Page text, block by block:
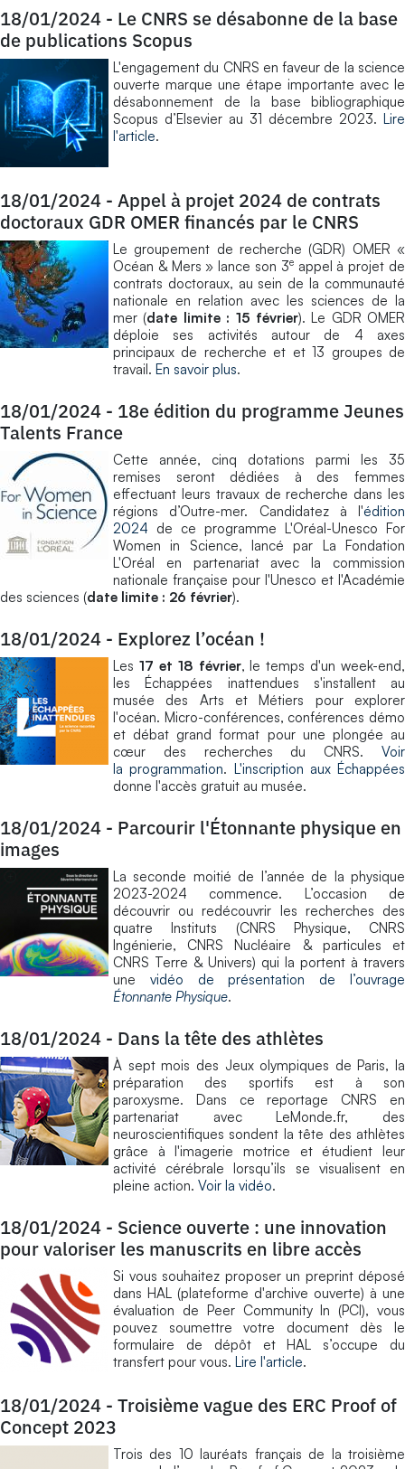
18/01/2024 - Le CNRS se désabonne de la base
de publications Scopus
L'engagement du CNRS en faveur de la science
ouverte marque une étape importante avec le
désabonnement de la base bibliographique
Scopus d’Elsevier au 31 décembre 2023. Lire
l'article.
18/01/2024 - Appel à projet 2024 de contrats
doctoraux GDR OMER financés par le CNRS
Le groupement de recherche (GDR) OMER «
Océan & Mers » lance son 3eappel à projet de
contrats doctoraux, au sein de la communauté
nationale en relation avec les sciences de la
mer (date limite : 15 février). Le GDR OMER
déploie ses activités autour de 4 axes
principaux de recherche et et 13 groupes de
travail. En savoir plus.
18/01/2024 - 18e édition du programme Jeunes
Talents France
Cette année, cinq dotations parmi les 35
remises seront dédiées à des femmes
effectuant leurs travaux de recherche dans les
régions d’Outre-mer. Candidatez à l'édition
2024 de ce programme L'Oréal-Unesco For
Women in Science, lancé par La Fondation
L'Oréal en partenariat avec la commission
nationale française pour l'Unesco et l'Académie
des sciences (date limite : 26 février).
18/01/2024 - Explorez l’océan !
Les 17 et 18 février, le temps d'un week-end,
les Échappées inattendues s'installent au
musée des Arts et Métiers pour explorer
l'océan. Micro-conférences, conférences démo
et débat grand format pour une plongée au
cœur des recherches du CNRS. Voir
la programmation. L'inscription aux Échappées
donne l'accès gratuit au musée.
18/01/2024 - Parcourir l'Étonnante physique en
images
La seconde moitié de l’année de la physique
2023-2024 commence. L’occasion de
découvrir ou redécouvrir les recherches des
quatre Instituts (CNRS Physique, CNRS
Ingénierie, CNRS Nucléaire & particules et
CNRS Terre & Univers) qui la portent à travers
une vidéo de présentation de l’ouvrage
Étonnante Physique.
18/01/2024 - Dans la tête des athlètes
À sept mois des Jeux olympiques de Paris, la
préparation des sportifs est à son
paroxysme. Dans ce reportage CNRS en
partenariat avec LeMonde.fr, des
neuroscientifiques sondent la tête des athlètes
grâce à l'imagerie motrice et étudient leur
activité cérébrale lorsqu’ils se visualisent en
pleine action. Voir la vidéo.
18/01/2024 - Science ouverte : une innovation
pour valoriser les manuscrits en libre accès
Si vous souhaitez proposer un preprint déposé
dans HAL (plateforme d'archive ouverte) à une
évaluation de Peer Community In (PCI), vous
pouvez soumettre votre document dès le
formulaire de dépôt et HAL s’occupe du
transfert pour vous. Lire l'article.
18/01/2024 - Troisième vague des ERC Proof of
Concept 2023
Trois des 10 lauréats français de la troisième